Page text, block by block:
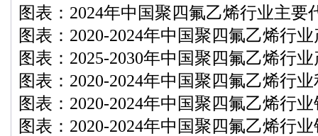
图表：2024年中国聚四氟乙烯行业主要
图表：2020-2024年中国聚四氟乙烯行
图表：2025-2030年中国聚四氟乙烯行
图表：2020-2024年中国聚四氟乙烯行
图表：2020-2024年中国聚四氟乙烯行
图表：2020-2024年中国聚四氟乙烯行